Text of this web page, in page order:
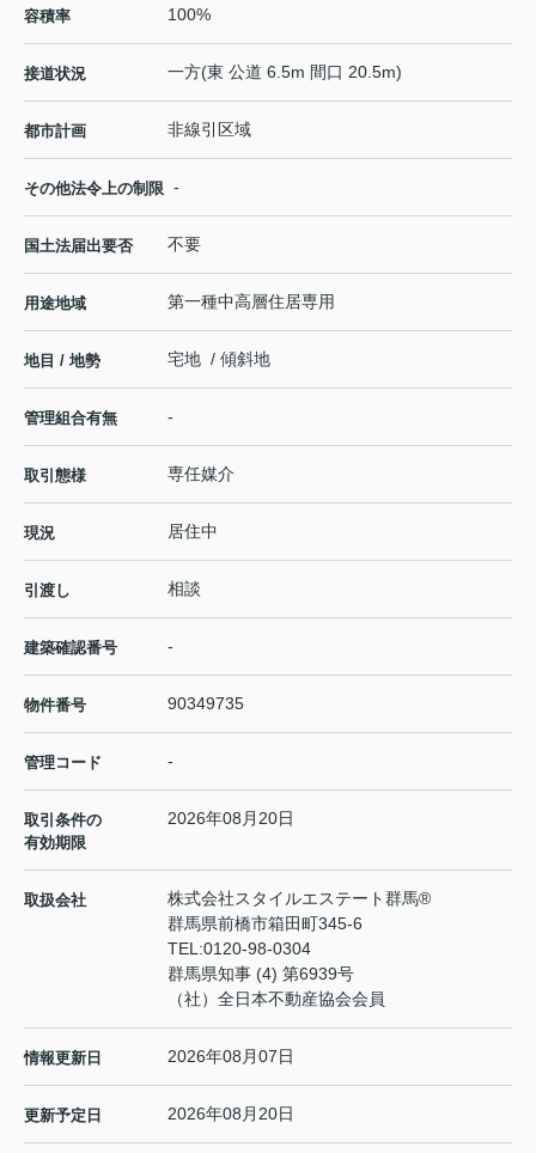
容積率 100%
接道状況 一方(東 公道 6.5m 間口 20.5m)
都市計画 非線引区域
その他法令上の制限 -
国土法届出要否 不要
用途地域 第一種中高層住居専用
地目 / 地勢 宅地 / 傾斜地
管理組合有無 -
取引態様 専任媒介
現況 居住中
引渡し 相談
建築確認番号 -
物件番号 90349735
管理コード -
取引条件の
有効期限
2026年08月20日
取扱会社
株式会社スタイルエステート群馬®
群馬県前橋市箱田町345-6
TEL:0120-98-0304
群馬県知事 (4) 第6939号
（社）全日本不動産協会会員
情報更新日 2026年08月07日
更新予定日 2026年08月20日